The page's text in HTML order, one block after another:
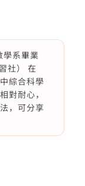
系畢業
社） 在
綜合科學
對耐心，
，可分享